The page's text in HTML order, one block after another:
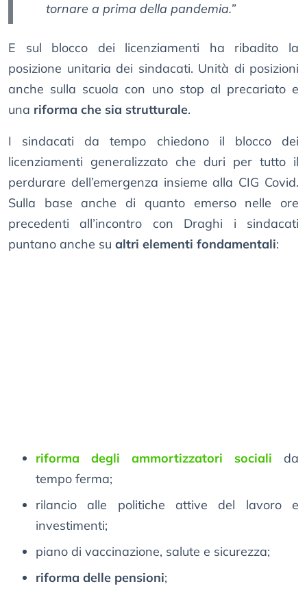
tornare a prima della pandemia.”
E sul blocco dei licenziamenti ha ribadito la
posizione unitaria dei sindacati. Unità di posizioni
anche sulla scuola con uno stop al precariato e
una riforma che sia strutturale.
I sindacati da tempo chiedono il blocco dei
licenziamenti generalizzato che duri per tutto il
perdurare dell’emergenza insieme alla CIG Covid.
Sulla base anche di quanto emerso nelle ore
precedenti all’incontro con Draghi i sindacati
puntano anche su altri elementi fondamentali:
riforma degli ammortizzatori sociali da
tempo ferma;
rilancio alle politiche attive del lavoro e
investimenti;
piano di vaccinazione, salute e sicurezza;
riforma delle pensioni;